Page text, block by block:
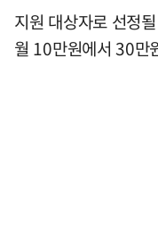
지원 대상자로 선정
월 10만원에서 30만